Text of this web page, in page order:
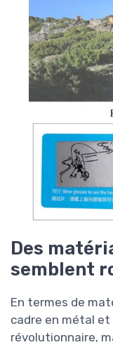
Des
semblent
En termes de
cadre en métal et
révolutionnaire,